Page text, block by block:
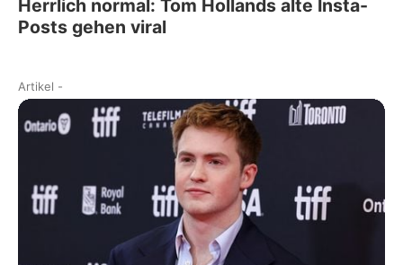
Herrlich normal: Tom Hollands alte Insta-
Posts gehen viral
Artikel -